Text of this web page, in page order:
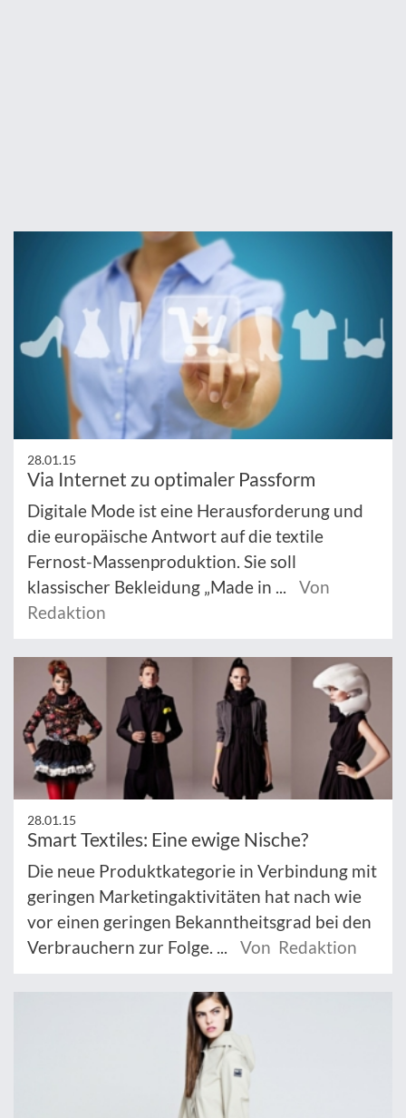
28.01.15
Via Internet zu optimaler Passform
Digitale Mode ist eine Herausforderung und
die europäische Antwort auf die textile
Fernost-Massenproduktion. Sie soll
klassischer Bekleidung „Made in ...
Von
Redaktion
28.01.15
Smart Textiles: Eine ewige Nische?
Die neue Produktkategorie in Verbindung mit
geringen Marketingaktivitäten hat nach wie
vor einen geringen Bekanntheitsgrad bei den
Verbrauchern zur Folge. ...
Von Redaktion